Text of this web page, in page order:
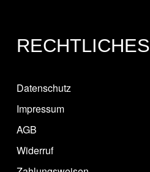
RECHTLICHES
Datenschutz
Impressum
AGB
Widerruf